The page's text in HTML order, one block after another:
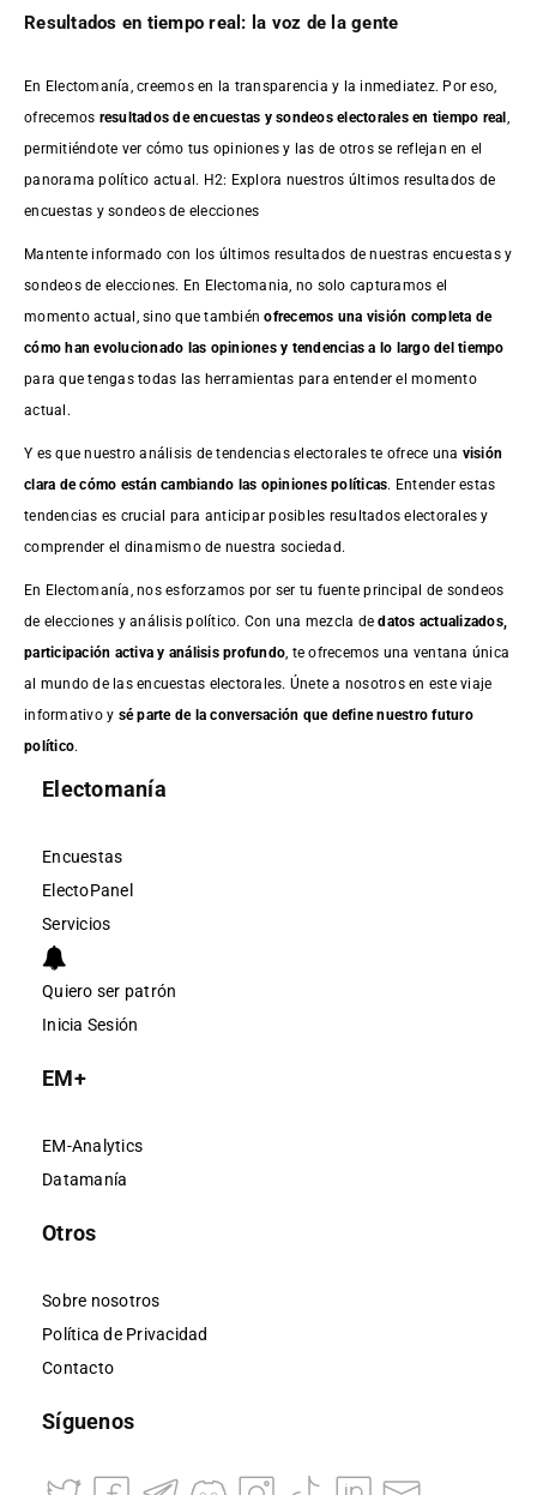
Resultados en tiempo real: la voz de la gente
En Electomanía, creemos en la transparencia y la inmediatez. Por eso,
ofrecemos resultados deencuestas y sondeos electorales en tiempo real
permitiéndote ver cómo tus opiniones y las de otros se reflejan en el
panorama político actual. H2: Explora nuestros últimos resultados de
encuestas y sondeos de elecciones
Mantente informado con los últimos resultados de nuestras encuestasy
sondeos de elecciones. En Electomania, no solo capturamos el
momento actual, sino que tambiénofrecemos una visión completa de
cómo han evolucionado las opiniones y tendencias a lo largo del tiempo
para que tengas todas las herramientas para entender el momento
actual.
Y es que nuestro análisis de tendencias electorales te ofrece una visión
clara de cómo están cambiando las opiniones políticas. Entender estas
tendencias es crucial para anticipar posibles resultados electorales y
comprender el dinamismo de nuestra sociedad.
En Electomanía, nos esforzamos por ser tu fuente principal de sondeos
de elecciones y análisis político. Con una mezcla dedatos actualizados,
participación activa y análisis profundo , te ofrecemos una ventana única
al mundo de las encuestas electorales. Únete a nosotros en este viaje
informativo y sé parte de la conversación que define nuestro futuro
político.
Electomanía
Encuestas
ElectoPanel
Servicios
Quiero ser patrón
Inicia Sesión
EM+
EM-Analytics
Datamanía
Otros
Sobre nosotros
Política de Privacidad
Contacto
Síguenos